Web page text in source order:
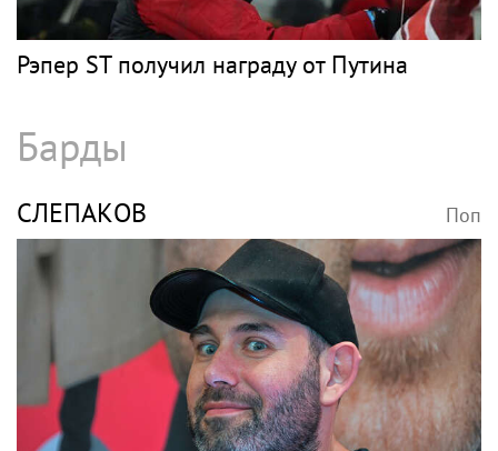
Рэпер ST получил награду от Путина
Барды
СЛЕПАКОВ Поп